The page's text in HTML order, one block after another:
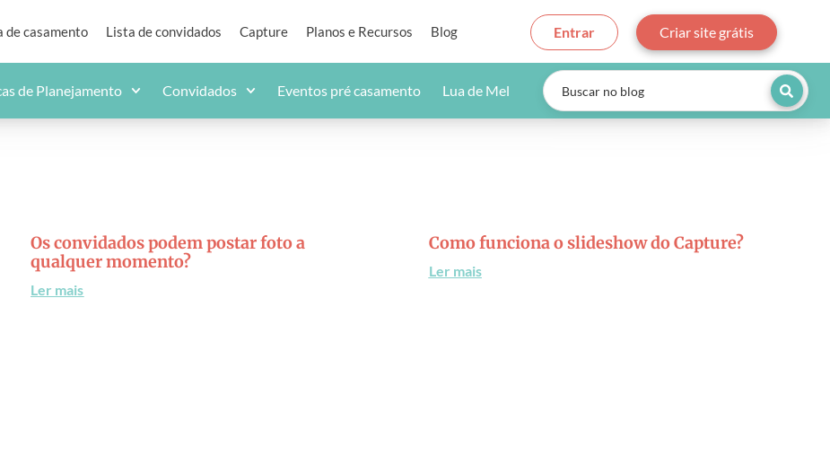
de casamento Lista de convidados Capture Planos e Recursos Blog Entrar Criar site grátis
de Planejamento Convidados Eventos pré casamento Lua de Mel
Os convidados podem postar foto a
qualquer momento?
Ler mais
Como funciona o slideshow do Capture?
Ler mais